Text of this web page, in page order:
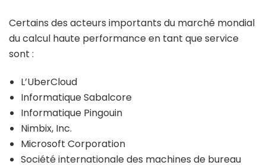
Certains des acteurs importants du marché mondial
du calcul haute performance en tant que service
sont :
L’UberCloud
Informatique Sabalcore
Informatique Pingouin
Nimbix, Inc.
Microsoft Corporation
Société internationale des machines de bureau